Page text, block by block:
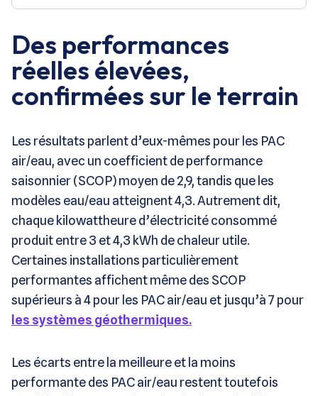
Des performances
réelles élevées,
confirmées sur le terrain
Les résultats parlent d’eux-mêmes pour les PAC
air/eau, avec un coefficient de performance
saisonnier (SCOP) moyen de 2,9, tandis que les
modèles eau/eau atteignent 4,3. Autrement dit,
chaque kilowattheure d’électricité consommé
produit entre 3 et 4,3 kWh de chaleur utile.
Certaines installations particulièrement
performantes affichent même des SCOP
supérieurs à 4 pour les PAC air/eau et jusqu’à 7 pour
les systèmes géothermiques.
Les écarts entre la meilleure et la moins
performante des PAC air/eau restent toutefois